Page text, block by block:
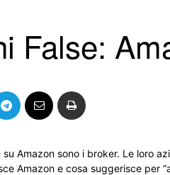
False:
Amazon sono i broker. Le loro
Amazon e cosa suggerisce per